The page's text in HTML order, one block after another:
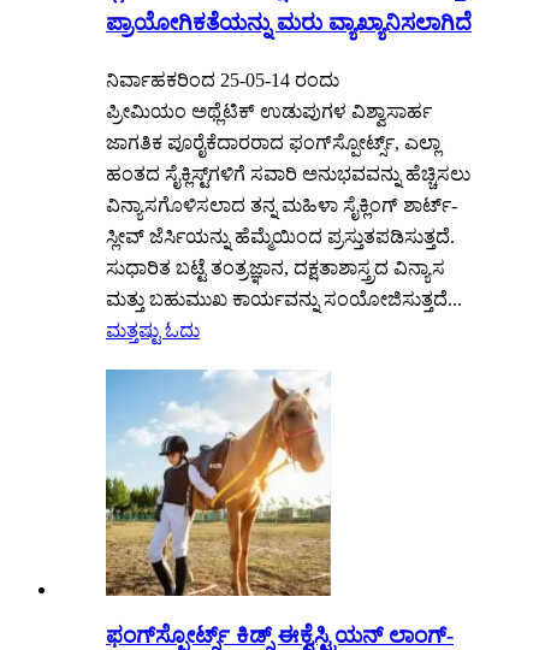
ಪ್ರಾಯೋಗಿಕತೆಯನ್ನು ಮರು ವ್ಯಾಖ್ಯಾನಿಸಲಾಗಿದೆ
ನಿರ್ವಾಹಕರಿಂದ 25-05-14 ರಂದು
ಪ್ರೀಮಿಯಂ ಅಥ್ಲೆಟಿಕ್ ಉಡುಪುಗಳ ವಿಶ್ವಾಸಾರ್ಹ
ಜಾಗತಿಕ ಪೂರೈಕೆದಾರರಾದ ಫಂಗ್‌ಸ್ಪೋರ್ಟ್ಸ್, ಎಲ್ಲಾ
ಹಂತದ ಸೈಕ್ಲಿಸ್ಟ್‌ಗಳಿಗೆ ಸವಾರಿ ಅನುಭವವನ್ನು ಹೆಚ್ಚಿಸಲು
ವಿನ್ಯಾಸಗೊಳಿಸಲಾದ ತನ್ನ ಮಹಿಳಾ ಸೈಕ್ಲಿಂಗ್ ಶಾರ್ಟ್-
ಸ್ಲೀವ್ ಜೆರ್ಸಿಯನ್ನು ಹೆಮ್ಮೆಯಿಂದ ಪ್ರಸ್ತುತಪಡಿಸುತ್ತದೆ.
ಸುಧಾರಿತ ಬಟ್ಟೆ ತಂತ್ರಜ್ಞಾನ, ದಕ್ಷತಾಶಾಸ್ತ್ರದ ವಿನ್ಯಾಸ
ಮತ್ತು ಬಹುಮುಖ ಕಾರ್ಯವನ್ನು ಸಂಯೋಜಿಸುತ್ತದೆ...
ಮತ್ತಷ್ಟು ಓದು
ಫಂಗ್‌ಸ್ಪೋರ್ಟ್ಸ್ ಕಿಡ್ಸ್ ಈಕ್ವೆಸ್ಟ್ರಿಯನ್ ಲಾಂಗ್-